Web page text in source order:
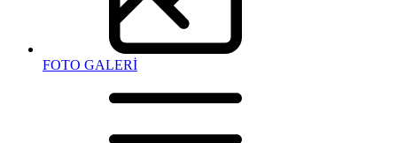
FOTO GALERİ